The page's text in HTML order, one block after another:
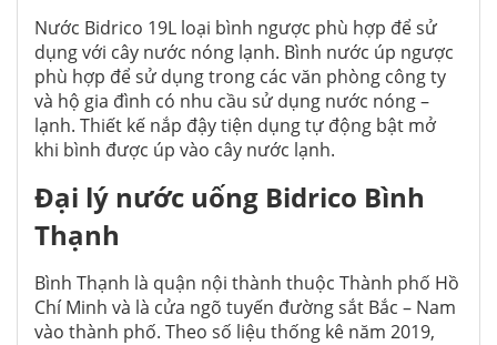
Nước Bidrico 19L loại bình ngược phù hợp để sử
dụng với cây nước nóng lạnh. Bình nước úp ngược
phù hợp để sử dụng trong các văn phòng công ty
và hộ gia đình có nhu cầu sử dụng nước nóng –
lạnh. Thiết kế nắp đậy tiện dụng tự động bật mở
khi bình được úp vào cây nước lạnh.
Đại lý nước uống Bidrico Bình
Thạnh
Bình Thạnh là quận nội thành thuộc Thành phố Hồ
Chí Minh và là cửa ngõ tuyến đường sắt Bắc – Nam
vào thành phố. Theo số liệu thống kê năm 2019,